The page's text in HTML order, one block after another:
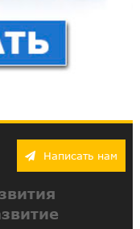
Написать нам